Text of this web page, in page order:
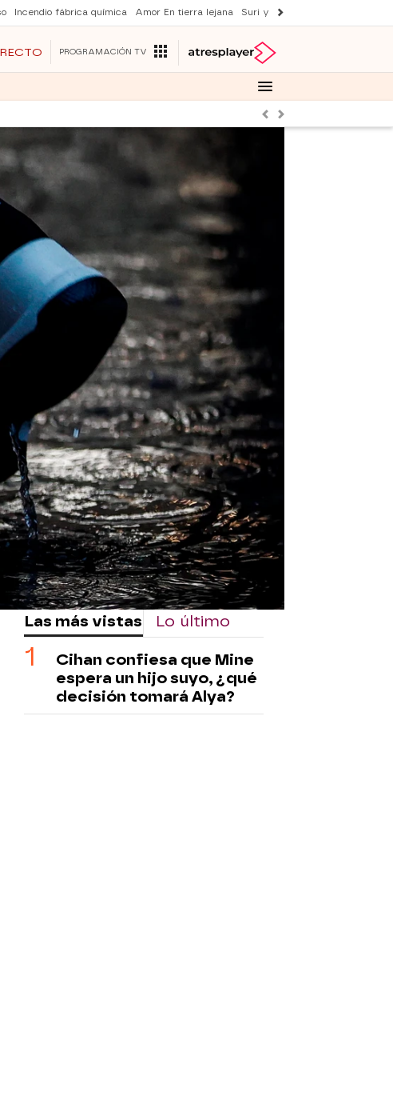
Incendio fábrica química Amor En tierra lejana Suri y Tom Cruise
PROGRAMACIÓN TV
AnteriorSiguiente
Las más vistas Lo último
Cihan confiesa que Mine
espera un hijo suyo, ¿qué
decisión tomará Alya?